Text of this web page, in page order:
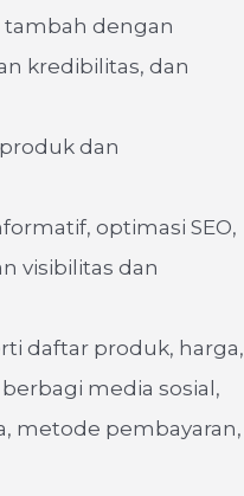
tambah dengan
kredibilitas, dan
dan
optimasi SEO,
visibilitas dan
daftar produk, harga,
media sosial,
metode pembayaran,